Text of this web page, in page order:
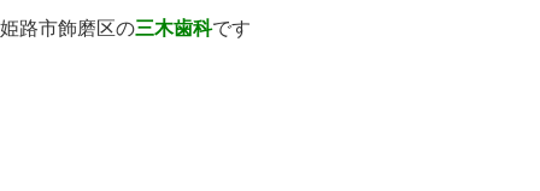
姫路市飾磨区の三木歯科です